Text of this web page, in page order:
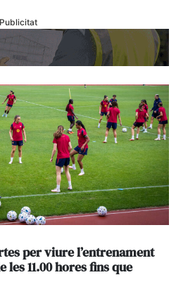
Publicitat
per viure l’entrenament
les 11.00 hores fins que